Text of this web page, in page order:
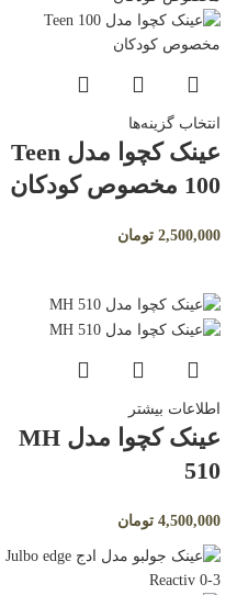
انتخاب گزینه‌ها
عینک کچوا مدل Teen
100 مخصوص کودکان
2,500,000 تومان
اطلاعات بیشتر
عینک کچوا مدل MH
510
4,500,000 تومان